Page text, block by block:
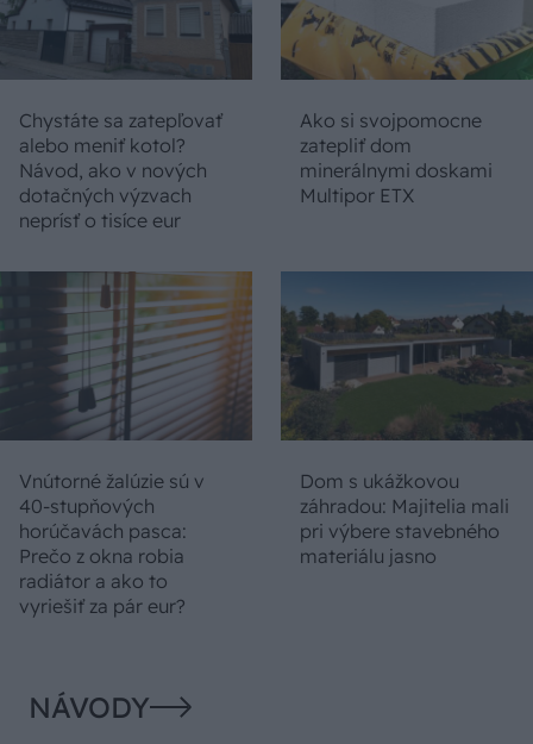
Chystáte sa zatepľovať
alebo meniť kotol?
Návod, ako v nových
dotačných výzvach
neprísť o tisíce eur
Ako si svojpomocne
zatepliť dom
minerálnymi doskami
Multipor ETX
Vnútorné žalúzie sú v
40-stupňových
horúčavách pasca:
Prečo z okna robia
radiátor a ako to
vyriešiť za pár eur?
Dom s ukážkovou
záhradou: Majitelia mali
pri výbere stavebného
materiálu jasno
NÁVODY